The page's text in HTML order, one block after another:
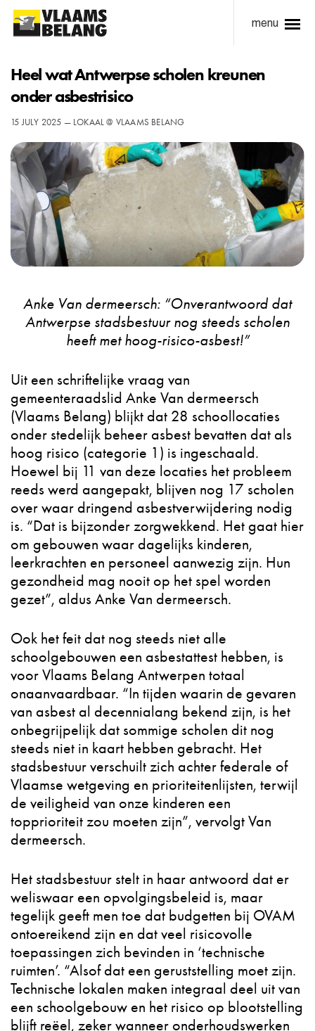
menu
Heel wat Antwerpse scholen kreunen
onder asbestrisico
15 JULY 2025 — LOKAAL @ VLAAMS BELANG
Anke Van dermeersch: “Onverantwoord dat
Antwerpse stadsbestuur nog steeds scholen
heeft met hoog-risico-asbest!”
Uit een schriftelijke vraag van
gemeenteraadslid Anke Van dermeersch
(Vlaams Belang) blijkt dat 28 schoollocaties
onder stedelijk beheer asbest bevatten dat als
hoog risico (categorie 1) is ingeschaald.
Hoewel bij 11 van deze locaties het probleem
reeds werd aangepakt, blijven nog 17 scholen
over waar dringend asbestverwijdering nodig
is. “Dat is bijzonder zorgwekkend. Het gaat hier
om gebouwen waar dagelijks kinderen,
leerkrachten en personeel aanwezig zijn. Hun
gezondheid mag nooit op het spel worden
gezet”, aldus Anke Van dermeersch.
Ook het feit dat nog steeds niet alle
schoolgebouwen een asbestattest hebben, is
voor Vlaams Belang Antwerpen totaal
onaanvaardbaar. “In tijden waarin de gevaren
van asbest al decennialang bekend zijn, is het
onbegrijpelijk dat sommige scholen dit nog
steeds niet in kaart hebben gebracht. Het
stadsbestuur verschuilt zich achter federale of
Vlaamse wetgeving en prioriteitenlijsten, terwijl
de veiligheid van onze kinderen een
topprioriteit zou moeten zijn”, vervolgt Van
dermeersch.
Het stadsbestuur stelt in haar antwoord dat er
weliswaar een opvolgingsbeleid is, maar
tegelijk geeft men toe dat budgetten bij OVAM
ontoereikend zijn en dat veel risicovolle
toepassingen zich bevinden in ‘technische
ruimten’. “Alsof dat een geruststelling moet zijn.
Technische lokalen maken integraal deel uit van
een schoolgebouw en het risico op blootstelling
blijft reëel, zeker wanneer onderhoudswerken